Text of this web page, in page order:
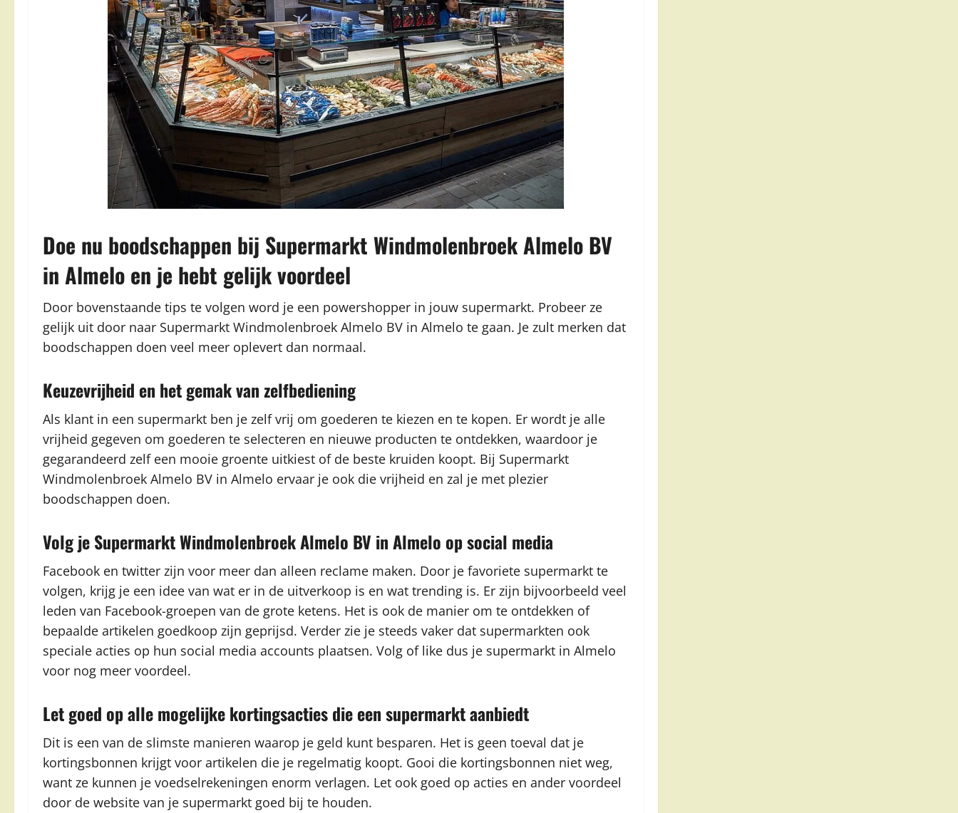
Doe nu boodschappen bij Supermarkt Windmolenbroek Almelo BV
in Almelo en je hebt gelijk voordeel
Door bovenstaande tips te volgen word je een powershopper in jouw supermarkt. Probeer ze
gelijk uit door naar Supermarkt Windmolenbroek Almelo BV in Almelo te gaan. Je zult merken dat
boodschappen doen veel meer oplevert dan normaal.
Keuzevrijheid en het gemak van zelfbediening
Als klant in een supermarkt ben je zelf vrij om goederen te kiezen en te kopen. Er wordt je alle
vrijheid gegeven om goederen te selecteren en nieuwe producten te ontdekken, waardoor je
gegarandeerd zelf een mooie groente uitkiest of de beste kruiden koopt. Bij Supermarkt
Windmolenbroek Almelo BV in Almelo ervaar je ook die vrijheid en zal je met plezier
boodschappen doen.
Volg je Supermarkt Windmolenbroek Almelo BV in Almelo op social media
Facebook en twitter zijn voor meer dan alleen reclame maken. Door je favoriete supermarkt te
volgen, krijg je een idee van wat er in de uitverkoop is en wat trending is. Er zijn bijvoorbeeld veel
leden van Facebook-groepen van de grote ketens. Het is ook de manier om te ontdekken of
bepaalde artikelen goedkoop zijn geprijsd. Verder zie je steeds vaker dat supermarkten ook
speciale acties op hun social media accounts plaatsen. Volg of like dus je supermarkt in Almelo
voor nog meer voordeel.
Let goed op alle mogelijke kortingsacties die een supermarkt aanbiedt
Dit is een van de slimste manieren waarop je geld kunt besparen. Het is geen toeval dat je
kortingsbonnen krijgt voor artikelen die je regelmatig koopt. Gooi die kortingsbonnen niet weg,
want ze kunnen je voedselrekeningen enorm verlagen. Let ook goed op acties en ander voordeel
door de website van je supermarkt goed bij te houden.